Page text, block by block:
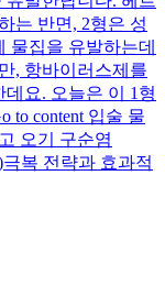
는 반면, 2형은 성
물집을 유발하는데
, 항바이러스제를
요. 오늘은 이 1형
to content 입술 물
오기 구순염
극복 전략과 효과적